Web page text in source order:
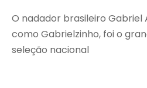
O nadador brasileiro Gabriel
como Gabrielzinho, foi o
seleção nacional